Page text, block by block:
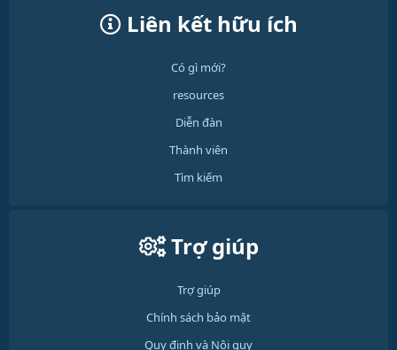
Liên kết hữu ích
Có gì mới?
resources
Diễn đàn
Thành viên
Tìm kiếm
Trợ giúp
Trợ giúp
Chính sách bảo mật
Quy định và Nội quy